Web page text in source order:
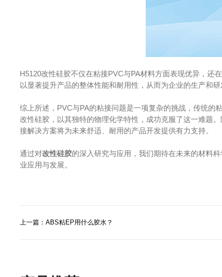
H5120改性硅胶不仅在粘接PVC与PA材料方面表现优异，还
以显著提升产品的整体性能和耐用性，从而为企业的生产和
综上所述，PVC与PA的粘接问题是一项复杂的挑战，传统的
改性硅胶，以其独特的物理化学特性，成功克服了这一难题
接解决方案将为未来舒适、耐用的产品开发提供有力支持。
通过对改性硅胶的深入研究与应用，我们期待在未来的材料
业应用与发展。
上一篇：ABS粘EP用什么胶水？